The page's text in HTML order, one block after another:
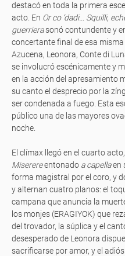
destacó en toda la primera
acto. En Or co ’dadi… Squilli,
guerrierasonó contundente y
concertante final de esa misma
Azucena, Leonora, Conte di
se involucró escénicamente y
en la acción del apresamiento
su canto el desprecio por la
ser condenada a fuego. Esta
público una de las mayores
noche.
El clímax llegó en el cuarto acto,
Miserereentonado a capellaen
forma magistral por el coro, y
y alternan cuatro planos: el
campana que anuncia la
los monjes (ERAGIYOK) que
del trovador, la súplica y el
desesperado de Leonora
sacrificarse por amor, y el